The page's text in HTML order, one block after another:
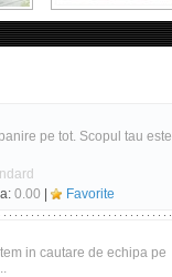
pe tot. Scopul tau este
0.00 Favorite
in cautare de echipa pe